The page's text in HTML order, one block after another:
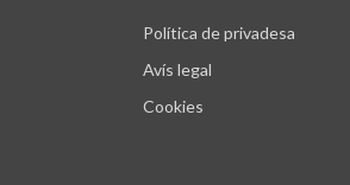
Política de privadesa
Avís legal
Cookies